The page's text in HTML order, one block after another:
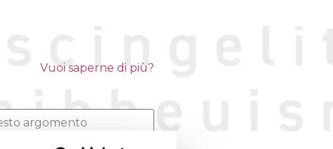
Vuoi saperne di più?